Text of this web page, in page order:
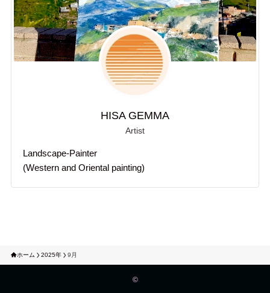
HISA GEMMA
Artist
Landscape-Painter
(Western and Oriental painting)
ホーム 2025年 9月
©